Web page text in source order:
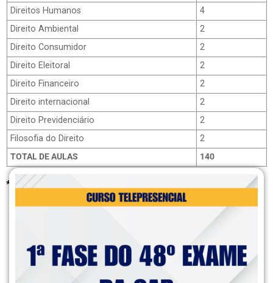
Direitos Humanos
4
Direito Ambiental
2
Direito Consumidor
2
Direito Eleitoral
2
Direito Financeiro
2
Direito internacional
2
Direito Previdenciário
2
Filosofia do Direito
2
TOTAL DE AULAS
140
*Grade sujeita à alterações